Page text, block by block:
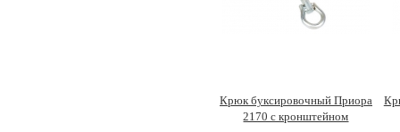
Крюк буксировочный Приора
2170 с кронштейном